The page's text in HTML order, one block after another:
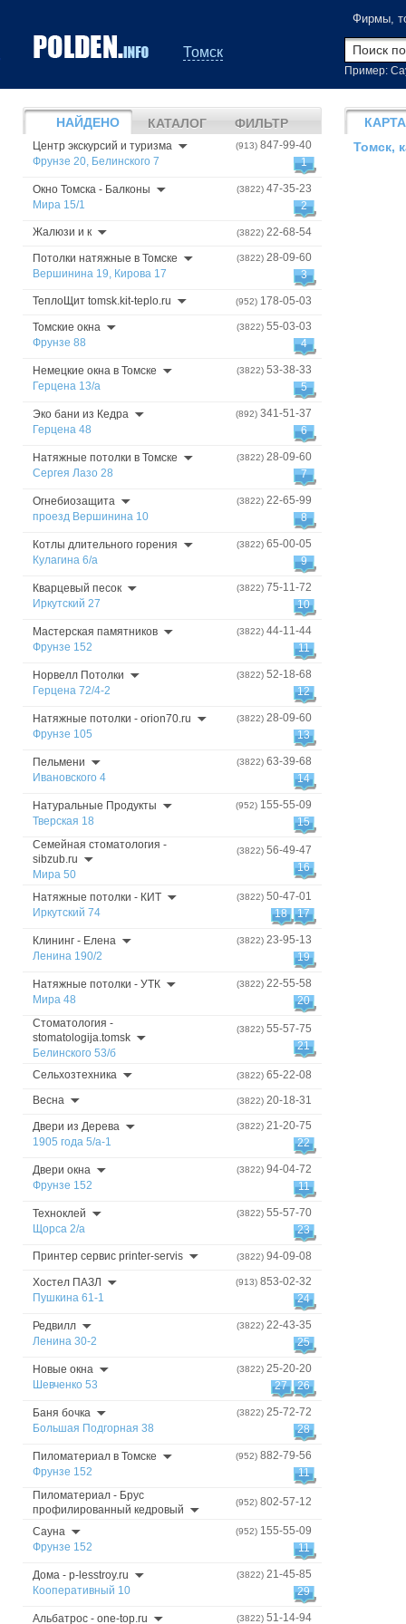
Томск
Фирмы,
Пример:
НАЙДЕНО КАТАЛОГ ФИЛЬТР
Центр экскурсий и туризма
Фрунзе 20, Белинского 7
(913) 847-99-40
1
Окно Томска - Балконы
Мира 15/1
(3822) 47-35-23
2
Жалюзи и к (3822) 22-68-54
Потолки натяжные в Томске
Вершинина 19, Кирова 17
(3822) 28-09-60
3
ТеплоЩит tomsk.kit-teplo.ru (952) 178-05-03
Томские окна
Фрунзе 88
(3822) 55-03-03
4
Немецкие окна в Томске
Герцена 13/а
(3822) 53-38-33
5
Эко бани из Кедра
Герцена 48
(892) 341-51-37
6
Натяжные потолки в Томске
Сергея Лазо 28
(3822) 28-09-60
7
Огнебиозащита
проезд Вершинина 10
(3822) 22-65-99
8
Котлы длительного горения
Кулагина 6/а
(3822) 65-00-05
9
Кварцевый песок
Иркутский 27
(3822) 75-11-72
10
Мастерская памятников
Фрунзе 152
(3822) 44-11-44
11
Норвелл Потолки
Герцена 72/4-2
(3822) 52-18-68
12
Натяжные потолки - orion70.ru
Фрунзе 105
(3822) 28-09-60
13
Пельмени
Ивановского 4
(3822) 63-39-68
14
Натуральные Продукты
Тверская 18
(952) 155-55-09
15
Семейная стоматология -
sibzub.ru
Мира 50
(3822) 56-49-47
16
Натяжные потолки - КИТ
Иркутский 74
(3822) 50-47-01
17
18
Клининг - Елена
Ленина 190/2
(3822) 23-95-13
19
Натяжные потолки - УТК
Мира 48
(3822) 22-55-58
20
Стоматология -
stomatologija.tomsk
Белинского 53/б
(3822) 55-57-75
21
Сельхозтехника (3822) 65-22-08
Весна
(3822) 20-18-31
Двери из Дерева
1905 года 5/а-1
(3822) 21-20-75
22
Двери окна
Фрунзе 152
(3822) 94-04-72
11
Техноклей
Щорса 2/а
(3822) 55-57-70
23
Принтер сервис printer-servis (3822) 94-09-08
Хостел ПАЗЛ
Пушкина 61-1
(913) 853-02-32
24
Редвилл
Ленина 30-2
(3822) 22-43-35
25
Новые окна
Шевченко 53
(3822) 25-20-20
26
27
Баня бочка
Большая Подгорная 38
(3822) 25-72-72
28
Пиломатериал в Томске
Фрунзе 152
(952) 882-79-56
11
Пиломатериал - Брус
профилированный кедровый
(952) 802-57-12
Сауна
Фрунзе 152
(952) 155-55-09
11
Дома - p-lesstroy.ru
Кооперативный 10
(3822) 21-45-85
29
Альбатрос - one-top.ru (3822) 51-14-94
КАРТА
Томск,